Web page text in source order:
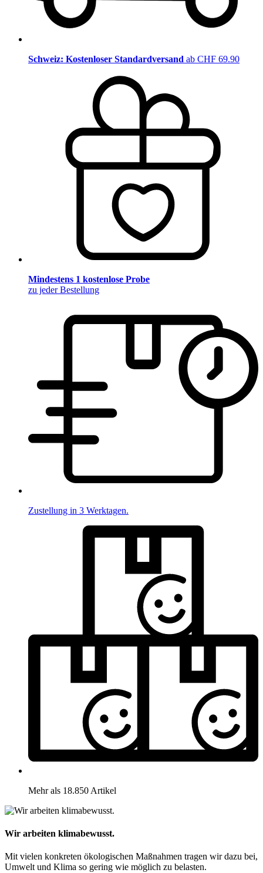
Schweiz: Kostenloser Standardversand ab CHF 69.90
Mindestens 1 kostenlose Probe
zu jeder Bestellung
Zustellung in 3 Werktagen.
Mehr als 18.850 Artikel
Wir arbeiten klimabewusst.
Mit vielen konkreten ökologischen Maßnahmen tragen wir dazu bei,
Umwelt und Klima so gering wie möglich zu belasten.